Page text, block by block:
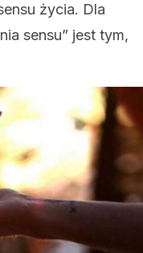
życia. Dla
sensu” jest tym,